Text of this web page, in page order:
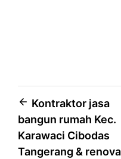
Post
navigation
Kontraktor jasa
bangun rumah Kec.
Karawaci Cibodas
Tangerang &